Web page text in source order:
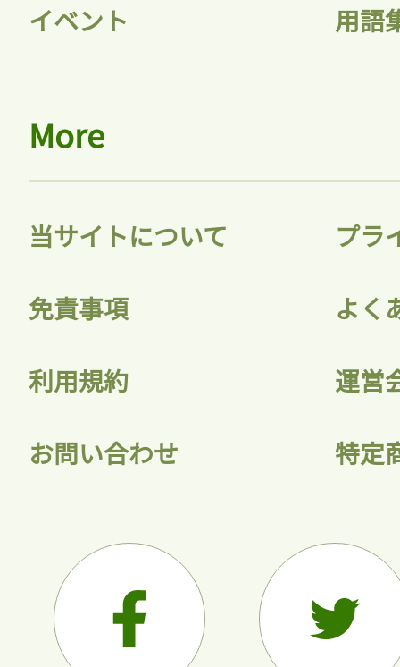
イベント 用語
More
当サイトについて プラ
免責事項 よく
利用規約 運営
お問い合わせ 特定